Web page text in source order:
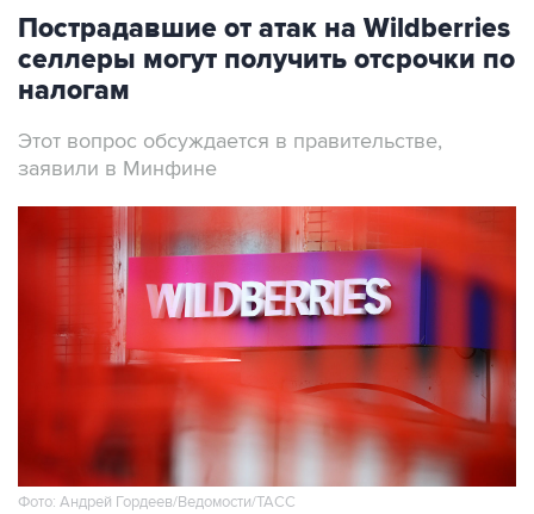
Пострадавшие от атак на Wildberries
селлеры могут получить отсрочки по
налогам
Этот вопрос обсуждается в правительстве,
заявили в Минфине
Фото: Андрей Гордеев/Ведомости/ТАСС